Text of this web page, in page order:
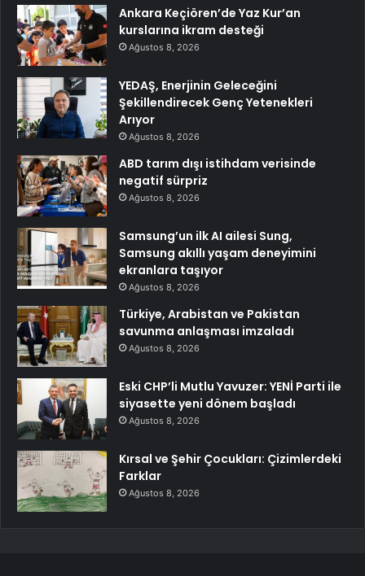
Ankara Keçiören’de Yaz Kur’an
kurslarına ikram desteği
Ağustos 8, 2026
YEDAŞ, Enerjinin Geleceğini
Şekillendirecek Genç Yetenekleri
Arıyor
Ağustos 8, 2026
ABD tarım dışı istihdam verisinde
negatif sürpriz
Ağustos 8, 2026
Samsung’un ilk AI ailesi Sung,
Samsung akıllı yaşam deneyimini
ekranlara taşıyor
Ağustos 8, 2026
Türkiye, Arabistan ve Pakistan
savunma anlaşması imzaladı
Ağustos 8, 2026
Eski CHP’li Mutlu Yavuzer: YENİ Parti ile
siyasette yeni dönem başladı
Ağustos 8, 2026
Kırsal ve Şehir Çocukları: Çizimlerdeki
Farklar
Ağustos 8, 2026